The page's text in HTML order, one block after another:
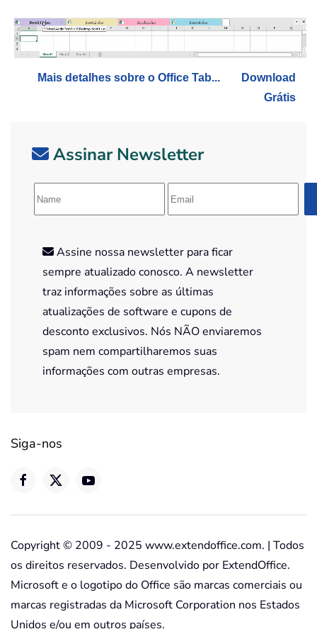
Mais detalhes sobre o Office Tab...
Download
Grátis
Assinar Newsletter
Assine nossa newsletter para ficar
sempre atualizado conosco. A newsletter
traz informações sobre as últimas
atualizações de software e cupons de
desconto exclusivos. Nós NÃO enviaremos
spam nem compartilharemos suas
informações com outras empresas.
Siga-nos
Copyright © 2009 - 2025 www.extendoffice.com. | Todos
os direitos reservados. Desenvolvido por ExtendOffice.
Microsoft e o logotipo do Office são marcas comerciais ou
marcas registradas da Microsoft Corporation nos Estados
Unidos e/ou em outros países.